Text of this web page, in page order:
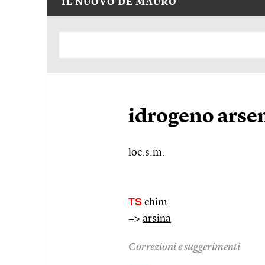
IL NUOVO DE MAURO
idrogeno
loc.s.m.
TS chim.
=> arsina
Correzioni e suggerimenti